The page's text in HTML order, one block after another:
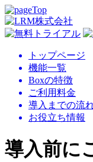
トップページ
機能一覧
Boxの特徴
ご利用料金
導入までの流
お役立ち情報
導入前に